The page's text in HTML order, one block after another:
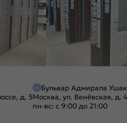
д. 5
Бульвар Адмирала
Москва, ул. Венёвская, д. 4
пн-вс: с 9:00 до 21:00